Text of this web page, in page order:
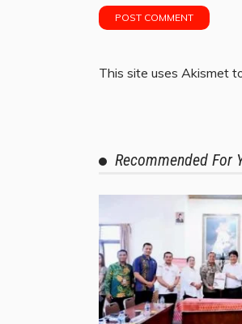
This site uses Akismet
Recommended For